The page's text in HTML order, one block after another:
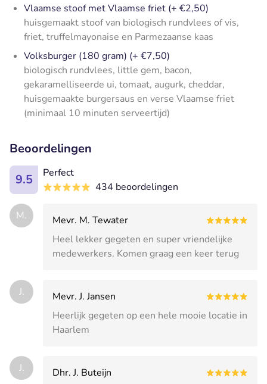
Vlaamse stoof met Vlaamse friet (+ €2,50)
huisgemaakt stoof van biologisch rundvlees of vis,
friet, truffelmayonaise en Parmezaanse kaas
Volksburger (180 gram) (+ €7,50)
biologisch rundvlees, little gem, bacon,
gekaramelliseerde ui, tomaat, augurk, cheddar,
huisgemaakte burgersaus en verse Vlaamse friet
(minimaal 10 minuten serveertijd)
Beoordelingen
9.5
Perfect
434 beoordelingen
M.
Mevr. M. Tewater
Heel lekker gegeten en super vriendelijke
medewerkers. Komen graag een keer terug
J.
Mevr. J. Jansen
Heerlijk gegeten op een hele mooie locatie in
Haarlem
J.
Dhr. J. Buteijn